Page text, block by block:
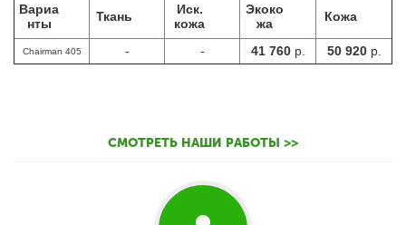
Вариа
нты
Ткань
Иск.
кожа
Экоко
жа
Кожа
Chairman 405 - - 41 760р. 50 920р.
СМОТРЕТЬ НАШИ РАБОТЫ >>